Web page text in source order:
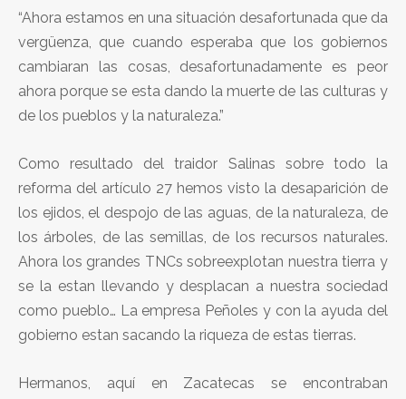
“Ahora estamos en una situación desafortunada que da
vergüenza, que cuando esperaba que los gobiernos
cambiaran las cosas, desafortunadamente es peor
ahora porque se esta dando la muerte de las culturas y
de los pueblos y la naturaleza.”
Como resultado del traidor Salinas sobre todo la
reforma del artículo 27 hemos visto la desaparición de
los ejidos, el despojo de las aguas, de la naturaleza, de
los árboles, de las semillas, de los recursos naturales.
Ahora los grandes TNCs sobreexplotan nuestra tierra y
se la estan llevando y desplacan a nuestra sociedad
como pueblo… La empresa Peñoles y con la ayuda del
gobierno estan sacando la riqueza de estas tierras.
Hermanos, aquí en Zacatecas se encontraban